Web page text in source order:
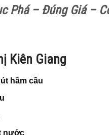
Phá – Đúng Giá –
Kiên Giang
hầm cầu
nước